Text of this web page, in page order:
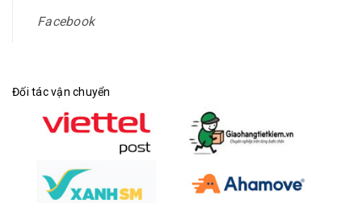
Facebook
Đối tác vận chuyển